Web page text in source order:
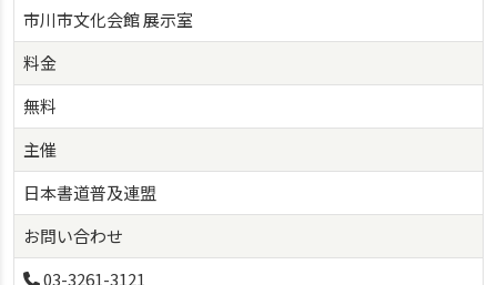
市川市文化会館 展示室
料金
無料
主催
日本書道普及連盟
お問い合わせ
03-3261-3121